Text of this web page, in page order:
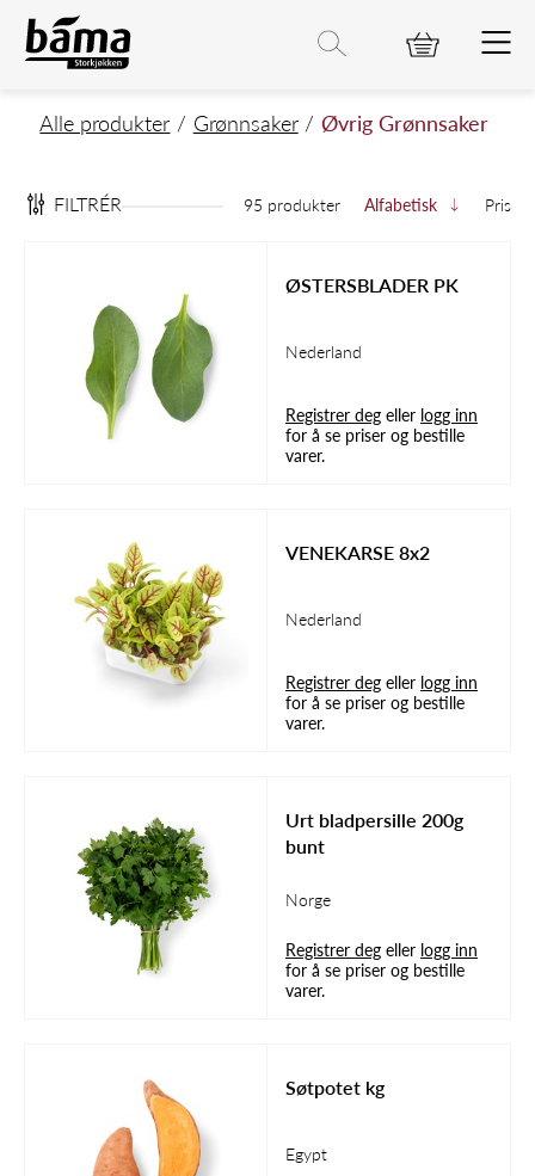
Øvrig Grønnsaker
Hovedinnhold
Hovedmeny
Hovedmeny
Alle produkter Grønnsaker Øvrig Grønnsaker
FILTRÉR 95 produkter Alfabetisk Pris
ØSTERSBLADER PK
Nederland
Registrer deg eller logg inn
for å se priser og bestille
varer.
VENEKARSE 8x2
Nederland
Registrer deg eller logg inn
for å se priser og bestille
varer.
Urt bladpersille 200g
bunt
Norge
Registrer deg eller logg inn
for å se priser og bestille
varer.
Søtpotet kg
Egypt